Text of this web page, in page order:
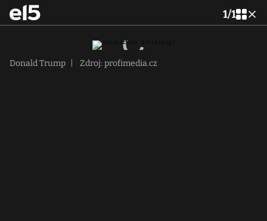
1/1
Donald Trump Zdroj: profimedia.cz